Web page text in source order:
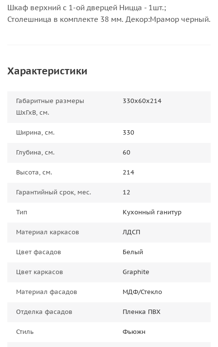
Шкаф верхний с 1-ой дверцей Ницца - 1шт.;
Столешница в комплекте 38 мм. Декор:Мрамор черный.
Характеристики
Габаритные размеры
ШхГхВ, см.
330х60х214
Ширина, см. 330
Глубина, см. 60
Высота, см. 214
Гарантийный срок, мес. 12
Тип Кухонный ганитур
Материал каркасов ЛДСП
Цвет фасадов Белый
Цвет каркасов Graphite
Материал фасадов МДФ/Стекло
Отделка фасадов Пленка ПВХ
Стиль Фьюжн